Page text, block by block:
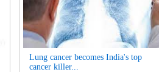
Lung cancer becomes India's top
cancer killer...